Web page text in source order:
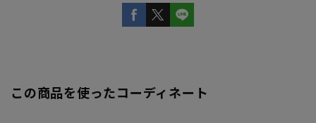
この商品を使ったコーディネート